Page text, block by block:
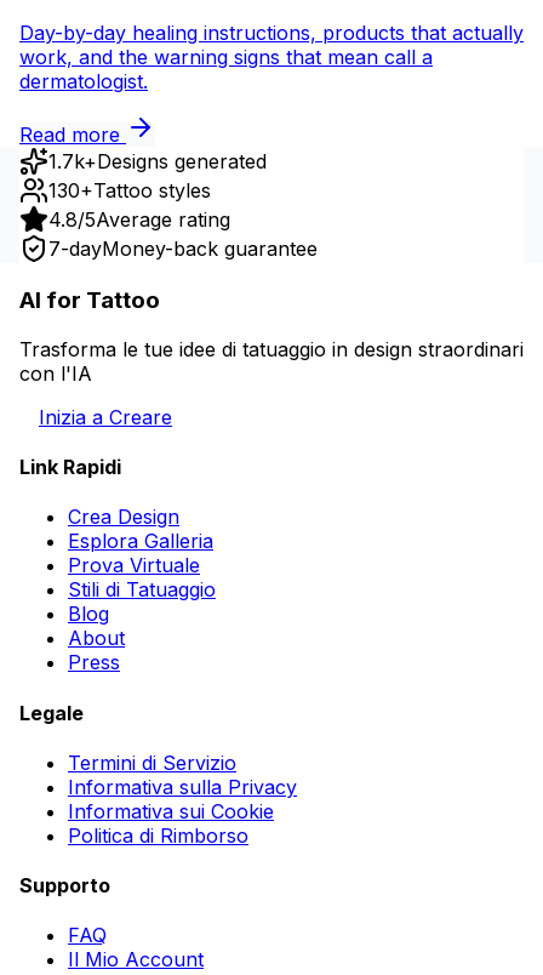
Day-by-day healing instructions, products that actually
work, and the warning signs that mean call a
dermatologist.
Read more
1.7k+Designs generated
130+Tattoo styles
4.8/5Average rating
7-dayMoney-back guarantee
AI for Tattoo
Trasforma le tue idee di tatuaggio in design straordinari
con l'IA
Inizia a Creare
Link Rapidi
Crea Design
Esplora Galleria
Prova Virtuale
Stili di Tatuaggio
Blog
About
Press
Legale
Termini di Servizio
Informativa sulla Privacy
Informativa sui Cookie
Politica di Rimborso
Supporto
FAQ
Il Mio Account